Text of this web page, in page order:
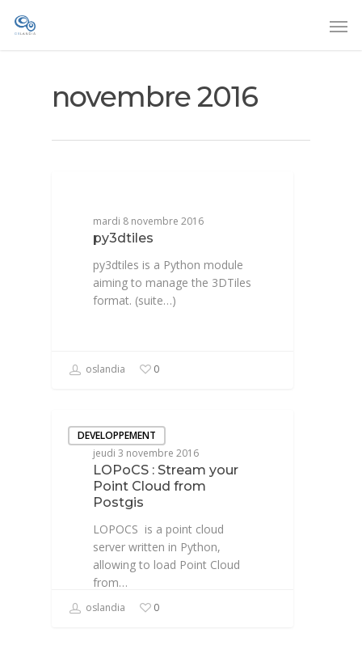
novembre 2016
mardi 8 novembre 2016
py3dtiles
py3dtiles is a Python module
aiming to manage the 3DTiles
format. (suite…)
oslandia 0
DEVELOPPEMENT
jeudi 3 novembre 2016
LOPoCS : Stream your
Point Cloud from
Postgis
LOPOCS is a point cloud
server written in Python,
allowing to load Point Cloud
from…
oslandia 0